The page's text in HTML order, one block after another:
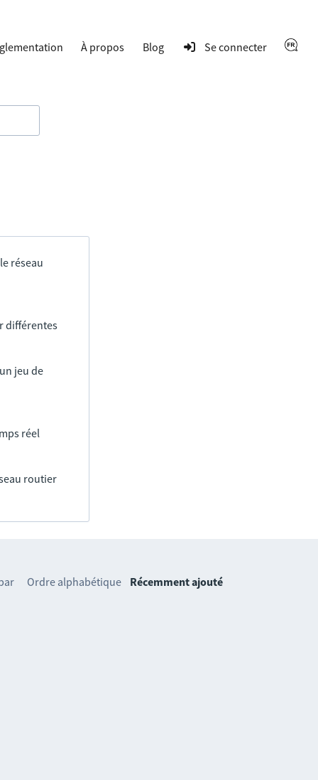
À propos Blog Se connecter
réseau
différentes
jeu de
réel
routier
Ordre alphabétique Récemment ajouté